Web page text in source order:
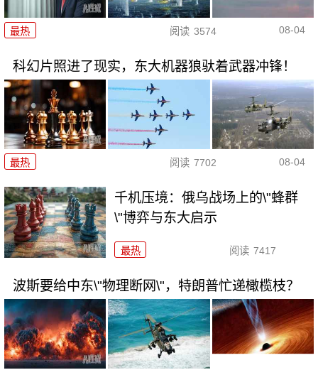
最热 阅读 3574 08-04
科幻片照进了现实，东大机器狼驮着武器冲锋！
最热 阅读 7702 08-04
千机压境：俄乌战场上的\"蜂群
\"博弈与东大启示
最热 阅读 7417
波斯要给中东\"物理断网\"，特朗普忙递橄榄枝？